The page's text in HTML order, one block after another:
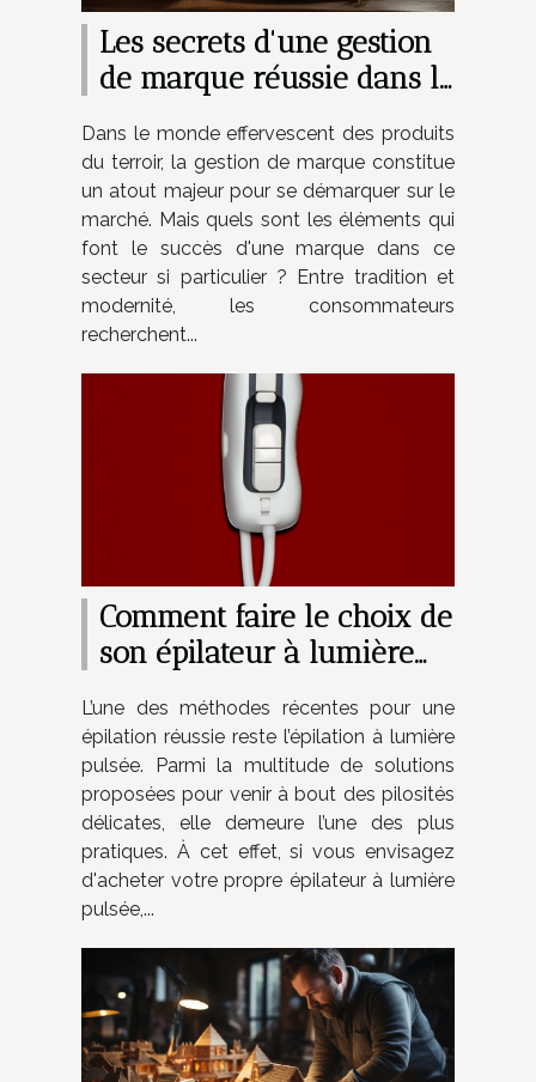
Les secrets d'une gestion
de marque réussie dans le
terroir
Dans le monde effervescent des produits
du terroir, la gestion de marque constitue
un atout majeur pour se démarquer sur le
marché. Mais quels sont les éléments qui
font le succès d'une marque dans ce
secteur si particulier ? Entre tradition et
modernité, les consommateurs
recherchent...
Comment faire le choix de
son épilateur à lumière
L’une des méthodes récentes pour une
épilation réussie reste l’épilation à lumière
pulsée. Parmi la multitude de solutions
proposées pour venir à bout des pilosités
délicates, elle demeure l’une des plus
pratiques. À cet effet, si vous envisagez
d'acheter votre propre épilateur à lumière
pulsée,...